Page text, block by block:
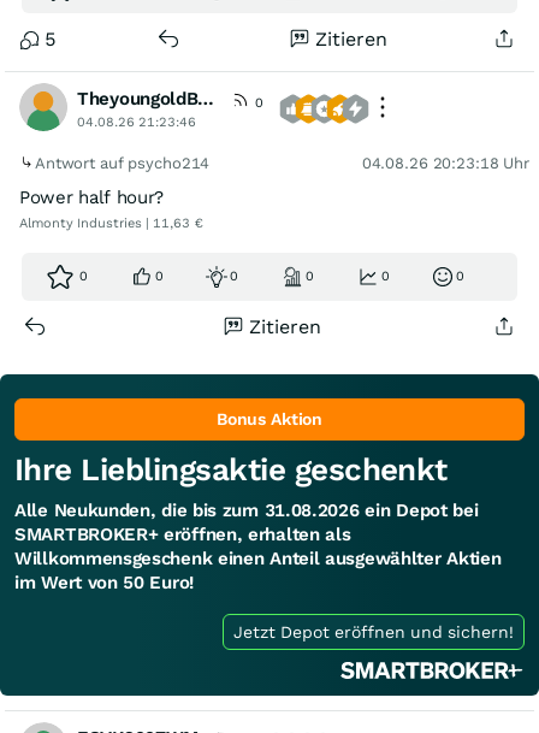
5 Zitieren
TheyoungoldBoy
0
04.08.26 21:23:46
Antwort auf psycho214 04.08.26 20:23:18 Uhr
Power half hour?
Almonty Industries | 11,63 €
0 0 0 0 0 0
Zitieren
Bonus Aktion
Ihre Lieblingsaktie geschenkt
Alle Neukunden, die bis zum 31.08.2026 ein Depot bei
SMARTBROKER+ eröffnen, erhalten als
Willkommensgeschenk einen Anteil ausgewählter Aktien
im Wert von 50 Euro!
Jetzt Depot eröffnen und sichern!